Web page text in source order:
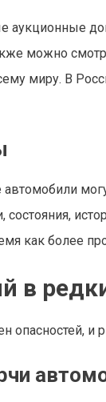
можно
миру. В
как более
в
опасностей, и